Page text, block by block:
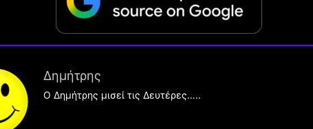
Δημήτρης
O Δημήτρης μισεί τις Δευτέρες…..